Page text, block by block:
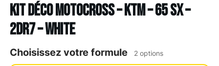
Kit déco Motocross – KTM – 65 SX –
2DR7 – WHITE
Choisissez votre formule 2 options